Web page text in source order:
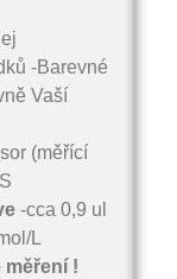
-Barevné
Vaší
(měřící
-cca 0,9 ul
L
měření !